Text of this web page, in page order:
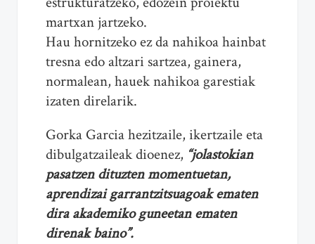
martxan jartzeko.
Hau hornitzeko ez da nahikoa hainbat
tresna edo altzari sartzea, gainera,
normalean, hauek nahikoa garestiak
izaten direlarik.
Gorka Garcia hezitzaile, ikertzaile eta
dibulgatzaileak dioenez, “jolastokian
pasatzen dituzten momentuetan,
aprendizai garrantzitsuagoak ematen
dira akademiko guneetan ematen
direnak baino”.